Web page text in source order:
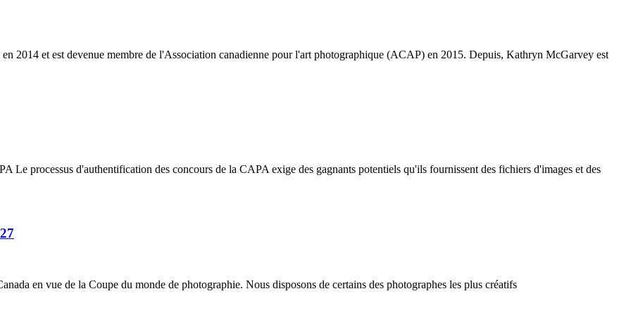
2014 et est devenue membre de l'Association canadienne pour l'art photographique (ACAP) en 2015. Depuis, Kathryn McGarvey est
Le processus d'authentification des concours de la CAPA exige des gagnants potentiels qu'ils fournissent des fichiers d'images et des
en vue de la Coupe du monde de photographie. Nous disposons de certains des photographes les plus créatifs